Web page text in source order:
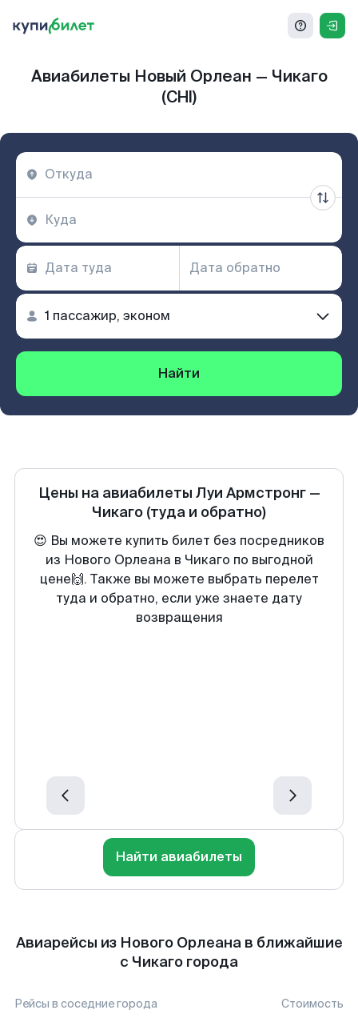
Авиабилеты Новый Орлеан — Чикаго
(CHI)
Найти
Цены на авиабилеты Луи Армстронг—
Чикаго (туда и обратно)
😍 Вы можете купить билет без посредников
из Нового Орлеана в Чикаго по выгодной
цене🙌. Также вы можете выбрать перелет
туда и обратно, если уже знаете дату
возвращения
Найти авиабилеты
Авиарейсы из Нового Орлеана в ближайшие
с Чикаго города
Рейсы в соседние города Стоимость